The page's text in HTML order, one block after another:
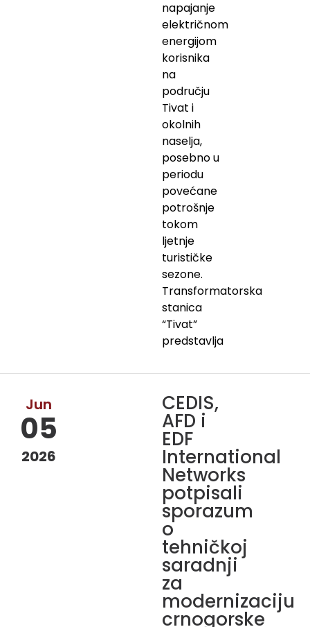
napajanje
električnom
energijom
korisnika
na
području
Tivat i
okolnih
naselja,
posebno u
periodu
povećane
potrošnje
tokom
ljetnje
turističke
sezone.
Transformatorska
stanica
“Tivat”
predstavlja
Jun
05
2026
CEDIS,
AFD i
EDF
International
Networks
potpisali
sporazum
o
tehničkoj
saradnji
za
modernizaciju
crnogorske